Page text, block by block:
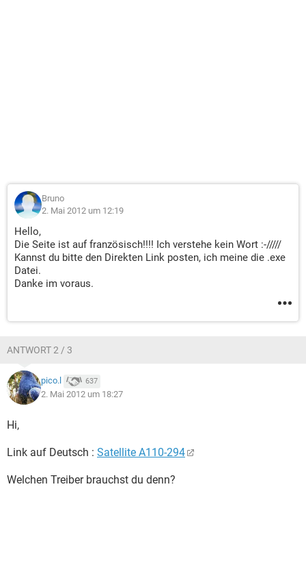
Bruno
2. Mai 2012 um 12:19
Hello,
Die Seite ist auf französisch!!!! Ich verstehe kein Wort :-/////
Kannst du bitte den Direkten Link posten, ich meine die .exe
Datei.
Danke im voraus.
ANTWORT 2 / 3
pico.l 637
2. Mai 2012 um 18:27
Hi,
Link auf Deutsch : Satellite A110-294
Welchen Treiber brauchst du denn?